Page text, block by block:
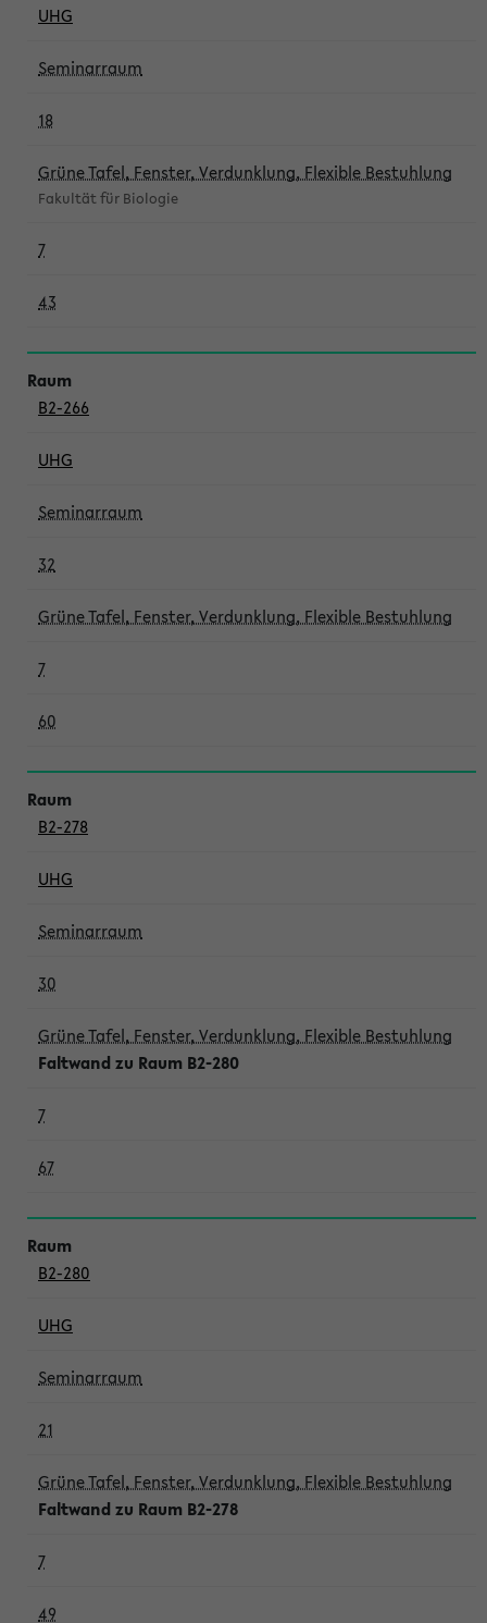
UHG
Seminarraum
18
Grüne Tafel, Fenster, Verdunklung, Flexible Bestuhlung
Fakultät für Biologie
7
43
B2-266
UHG
Seminarraum
32
Grüne Tafel, Fenster, Verdunklung, Flexible Bestuhlung
7
60
B2-278
UHG
Seminarraum
30
Grüne Tafel, Fenster, Verdunklung, Flexible Bestuhlung
Faltwand zu Raum B2-280
7
67
B2-280
UHG
Seminarraum
21
Grüne Tafel, Fenster, Verdunklung, Flexible Bestuhlung
Faltwand zu Raum B2-278
7
49